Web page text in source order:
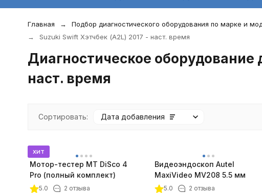
Главная Подбор диагностического оборудования по марке и
Suzuki Swift Хэтчбек (A2L) 2017 - наст. время
Диагностическое оборудование
наст. время
Сортировать: Дата добавления
покупателей
хит
Мотор-тестер MT DiSco 4
Pro (полный комплект)
5.0 2 отзыва
Видеоэндоскоп Autel
MaxiVideo MV208 5.5 мм
5.0 2 отзыва